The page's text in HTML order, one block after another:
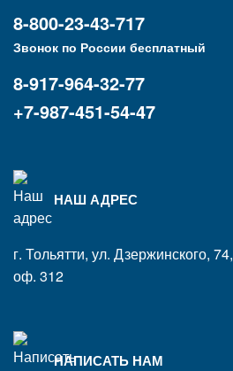
8-800-23-43-717
Звонок по России бесплатный
8-917-964-32-77
+7-987-451-54-47
НАШ АДРЕС
г. Тольятти, ул. Дзержинского, 74,
оф. 312
НАПИСАТЬ НАМ